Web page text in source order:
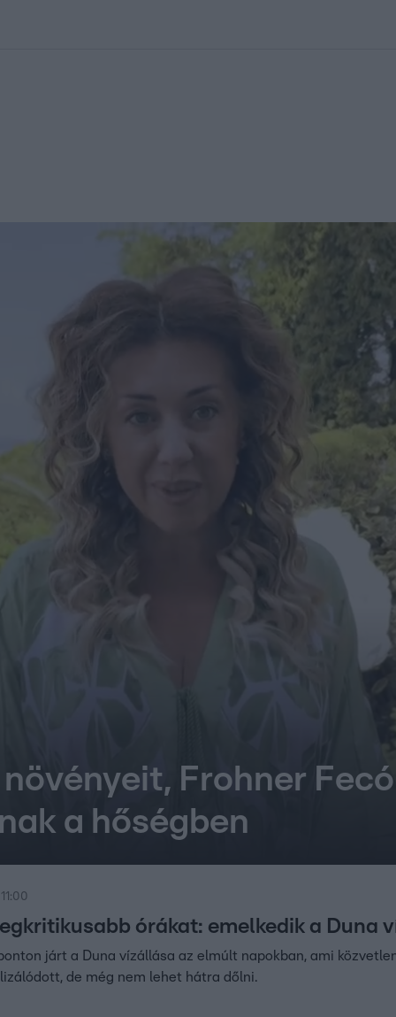
Frohner
a hőségben
órákat: emelkedik a Duna
járt a Duna vízállása az elmúlt napokban, ami
de még nem lehet hátra dőlni.